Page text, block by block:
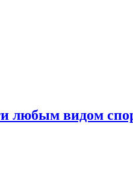
любым видом